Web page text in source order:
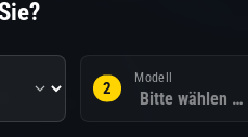
Modell